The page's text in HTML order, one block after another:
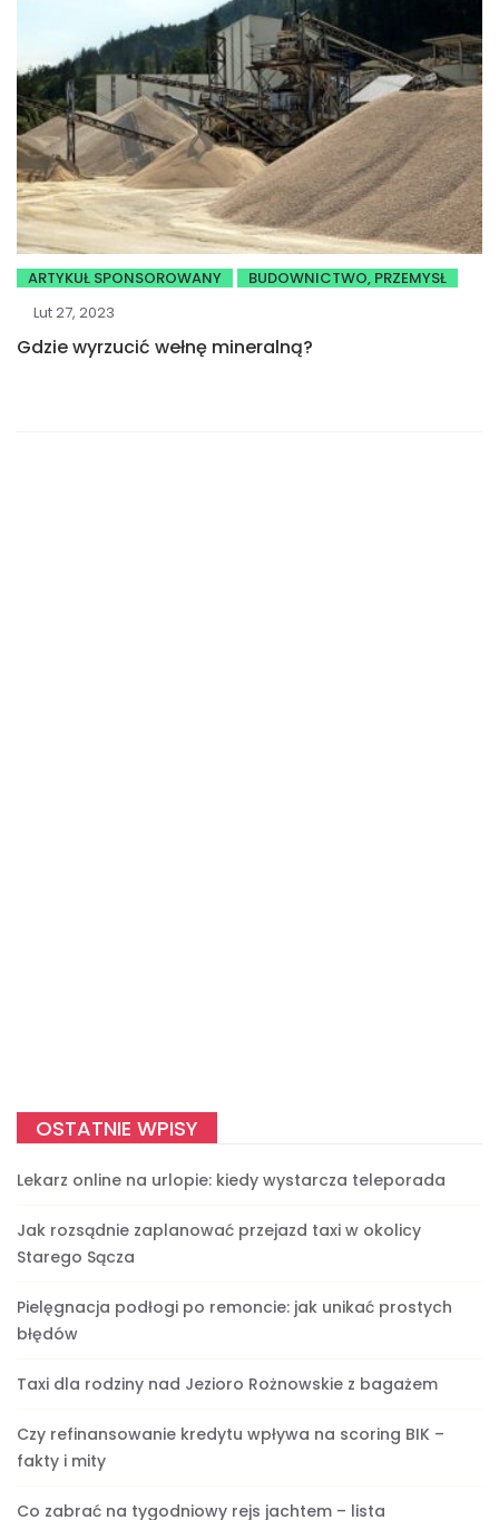
ARTYKUŁ SPONSOROWANY
BUDOWNICTWO, PRZEMYSŁ
Lut 27, 2023
Gdzie wyrzucić wełnę mineralną?
OSTATNIE WPISY
Lekarz online na urlopie: kiedy wystarcza teleporada
Jak rozsądnie zaplanować przejazd taxi w okolicy
Starego Sącza
Pielęgnacja podłogi po remoncie: jak unikać prostych
błędów
Taxi dla rodziny nad Jezioro Rożnowskie z bagażem
Czy refinansowanie kredytu wpływa na scoring BIK –
fakty i mity
Co zabrać na tygodniowy rejs jachtem – lista